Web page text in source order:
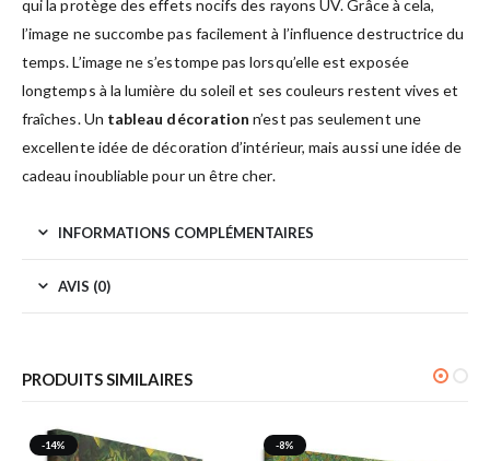
qui la protège des effets nocifs des rayons UV. Grâce à cela,
l’image ne succombe pas facilement à l’influence destructrice du
temps. L’image ne s’estompe pas lorsqu’elle est exposée
longtemps à la lumière du soleil et ses couleurs restent vives et
fraîches. Un tableau décoration n’est pas seulement une
excellente idée de décoration d’intérieur, mais aussi une idée de
cadeau inoubliable pour un être cher.
INFORMATIONS COMPLÉMENTAIRES
AVIS (0)
PRODUITS SIMILAIRES
-14% -8%